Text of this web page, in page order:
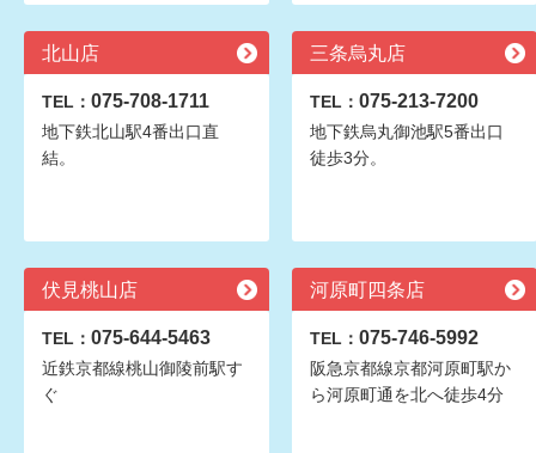
北山店
TEL： 075-708-1711
地下鉄北山駅4番出口直
結。
三条烏丸店
TEL： 075-213-7200
地下鉄烏丸御池駅5番出口
徒歩3分。
伏見桃山店
TEL： 075-644-5463
近鉄京都線桃山御陵前駅す
ぐ
河原町四条店
TEL： 075-746-5992
阪急京都線京都河原町駅か
ら河原町通を北へ徒歩4分